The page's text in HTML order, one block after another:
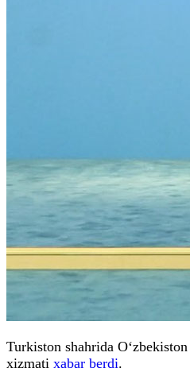
Turkiston shahrida
xizmati xabar berdi.